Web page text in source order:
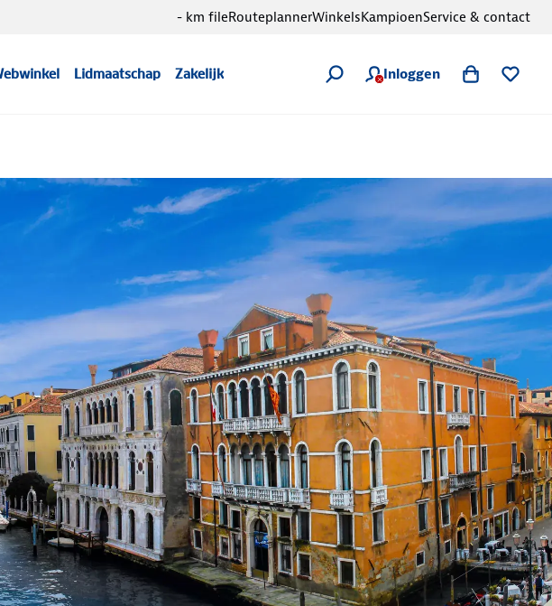
Lidmaatschap Zakelijk Inloggen
- km fileRouteplannerWinkelsKampioenService & contact